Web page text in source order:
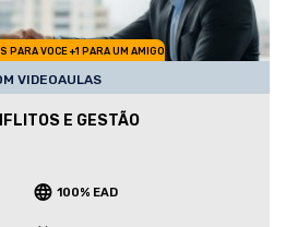
PARA VOCE +1 PARA UM AMIGO
VIDEOAULAS
E GESTÃO
100% EAD